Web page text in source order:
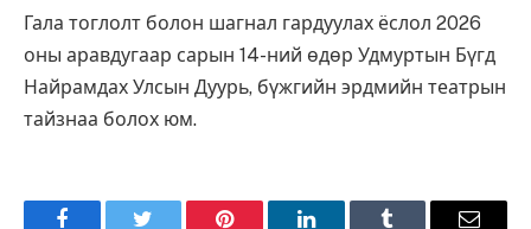
Гала тоглолт болон шагнал гардуулах ёслол 2026
оны аравдугаар сарын 14-ний өдөр Удмуртын Бүгд
Найрамдах Улсын Дуурь, бүжгийн эрдмийн театрын
тайзнаа болох юм.